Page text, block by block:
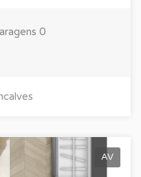
0
AV